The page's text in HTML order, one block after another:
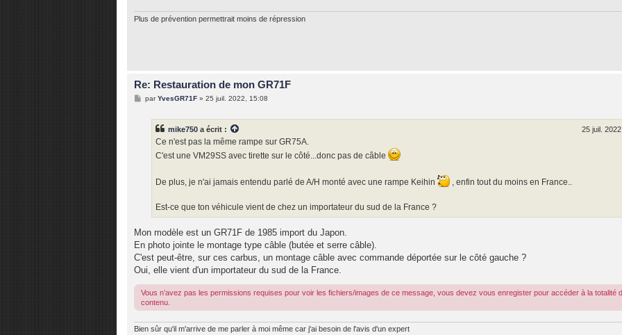
Plus de prévention permettrait moins de répression
Re: Restauration de mon GR71F
MparYvesGR71F» 25 juil. 2022, 15:08
mike750 a écrit : 25 juil.
Ce n'est pas la même rampe sur GR75A.
C'est une VM29SS avec tirette sur le côté...donc pas de câble
De plus, je n'ai jamais entendu parlé de A/H monté avec une rampe Keihin , enfin tout du moins en France..
Est-ce que ton véhicule vient de chez un importateur du sud de la France ?
Mon modèle est un GR71F de 1985 import du Japon.
En photo jointe le montage type câble (butée et serre câble).
C'est peut-être, sur ces carbus, un montage câble avec commande déportée sur le côté gauche ?
Oui, elle vient d'un importateur du sud de la France.
Vous n’avez pas les permissions requises pour voir les fichiers/images de ce message, vous devez vous enregister pour accéder à la totalité
contenu.
Bien sûr qu'il m'arrive de me parler à moi même car j'ai besoin de l'avis d'un expert